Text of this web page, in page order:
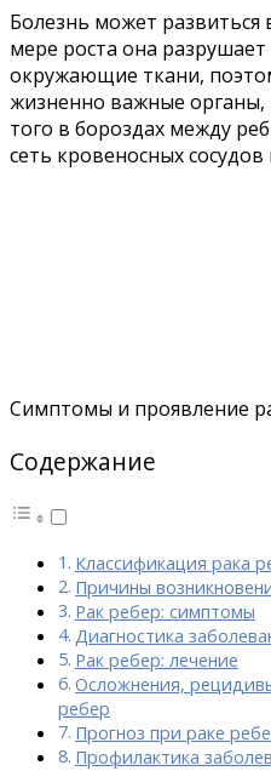
Болезнь может
мере роста она
окружающие ткани,
жизненно важные органы,
того в бороздах между
сеть кровеносных
Симптомы и проявление
Содержание
Классификация рака
Причины
Рак ребер: симптомы
Диагностика
Рак ребер: лечение
Осложнения,
ребер
Прогноз при раке
Профилактика